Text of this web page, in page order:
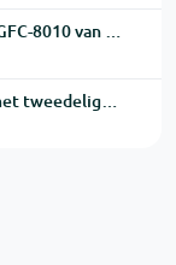
Service informatie betreffende een GFC-8010 van GW
Flexibele Hirschmann klemtestpen met tweedelige klem.